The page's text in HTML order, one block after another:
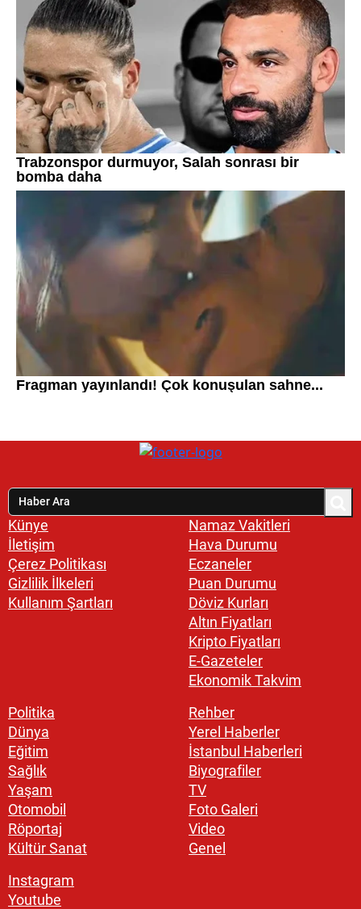
Künye
İletişim
Çerez Politikası
Gizlilik İlkeleri
Kullanım Şartları
Namaz Vakitleri
Hava Durumu
Eczaneler
Puan Durumu
Döviz Kurları
Altın Fiyatları
Kripto Fiyatları
E-Gazeteler
Ekonomik Takvim
Politika
Dünya
Eğitim
Sağlık
Yaşam
Otomobil
Röportaj
Kültür Sanat
Rehber
Yerel Haberler
İstanbul Haberleri
Biyografiler
TV
Foto Galeri
Video
Genel
Instagram
Youtube